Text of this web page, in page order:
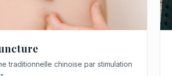
traditionnelle chinoise par stimulation